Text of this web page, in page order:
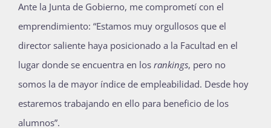
Ante la Junta de Gobierno, me comprometí con el
emprendimiento: “Estamos muy orgullosos que el
director saliente haya posicionado a la Facultad en el
lugar donde se encuentra en los rankings, pero no
somos la de mayor índice de empleabilidad. Desde hoy
estaremos trabajando en ello para beneficio de los
alumnos”.